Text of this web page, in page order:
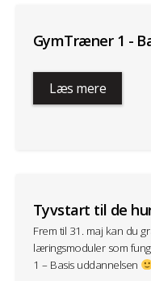
GymTræner 1 -
Læs mere
Tyvstart til de
Frem til 31. maj kan du
læringsmoduler som
1 – Basis uddannelsen